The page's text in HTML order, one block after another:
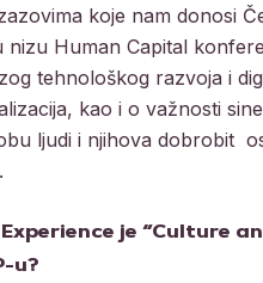
koje nam donosi
nizu Human Capital
tehnološkog razvoja i
kao i o važnosti
ljudi i njihova dobrobit
je “Culture
u?